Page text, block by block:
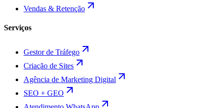
Vendas & Retenção
Serviços
Gestor de Tráfego
Criação de Sites
Agência de Marketing Digital
SEO + GEO